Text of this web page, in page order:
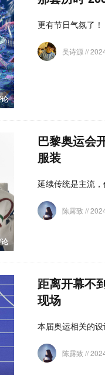
更有节日气氛了！
吴诗源 //
巴黎奥运会
服装
延续传统是主流，
陈露致//
距离开幕不
现场
本届奥运相关的设
陈露致//